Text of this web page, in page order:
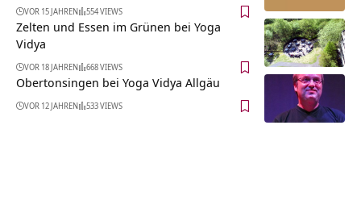
VOR 15 JAHREN 554 VIEWS
Zelten und Essen im Grünen bei Yoga
Vidya
VOR 18 JAHREN 668 VIEWS
Obertonsingen bei Yoga Vidya Allgäu
VOR 12 JAHREN 533 VIEWS